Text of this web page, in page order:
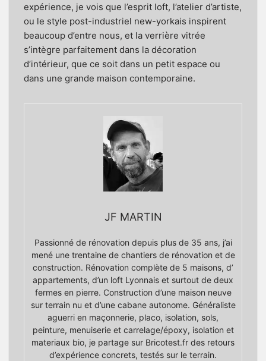
expérience, je vois que l’esprit loft, l’atelier d’artiste,
ou le style post-industriel new-yorkais inspirent
beaucoup d’entre nous, et la verrière vitrée
s’intègre parfaitement dans la décoration
d’intérieur, que ce soit dans un petit espace ou
dans une grande maison contemporaine.
JF MARTIN
Passionné de rénovation depuis plus de 35 ans, j’ai
mené une trentaine de chantiers de rénovation et de
construction. Rénovation complète de 5 maisons, d’
appartements, d’un loft Lyonnais et surtout de deux
fermes en pierre. Construction d’une maison neuve
sur terrain nu et d’une cabane autonome. Généraliste
aguerri en maçonnerie, placo, isolation, sols,
peinture, menuiserie et carrelage/époxy, isolation et
materiaux bio, je partage sur Bricotest.fr des retours
d’expérience concrets, testés sur le terrain.